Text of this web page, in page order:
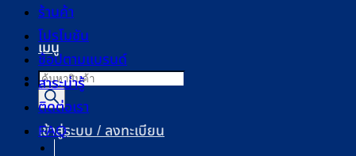
เมนู
Products
search
เข้าสู่ระบบ / ลงทะเบียน
ร้านค้า
โปรโมชัน
ช้อปตามแบรนด์
สาระน่ารู้
ติดต่อเรา
FAQ